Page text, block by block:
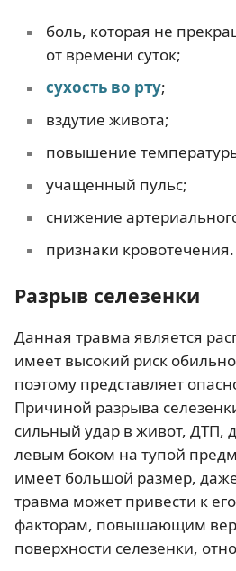
боль, которая не
от времени суток;
сухость во рту;
вздутие живота;
повышение
учащенный пульс;
снижение
признаки кровотечения.
Разрыв селезенки
Данная травма является
имеет высокий риск
поэтому представляет
Причиной разрыва
сильный удар в живот, ДТП,
левым боком на тупой
имеет большой размер,
травма может привести к
факторам, повышающим
поверхности селезенки,